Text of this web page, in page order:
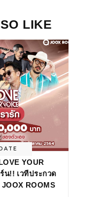
LIKE
YOUR
น!! เวทีประกวด
ROOMS